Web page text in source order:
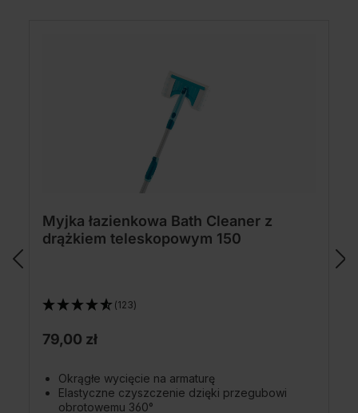
Myjka łazienkowa Bath Cleaner z
drążkiem teleskopowym 150
(123)
79,00 zł
Okrągłe wycięcie na armaturę
Elastyczne czyszczenie dzięki przegubowi
obrotowemu 360°